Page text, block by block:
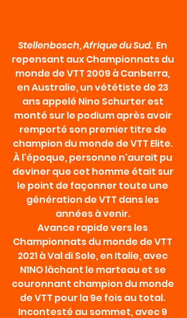
Stellenbosch, Afrique du Sud. En
repensant aux Championnats du
monde de VTT 2009 à Canberra,
en Australie, un vététiste de 23
ans appelé Nino Schurter est
monté sur le podium après avoir
remporté son premier titre de
champion du monde de VTT Elite.
À l'époque, personne n'aurait pu
deviner que cet homme était sur
le point de façonner toute une
génération de VTT dans les
années à venir.
Avance rapide vers les
Championnats du monde de VTT
2021 à Val di Sole, en Italie, avec
N1NO lâchant le marteau et se
couronnant champion du monde
de VTT pour la 9e fois au total.
Incontesté au sommet, avec 9